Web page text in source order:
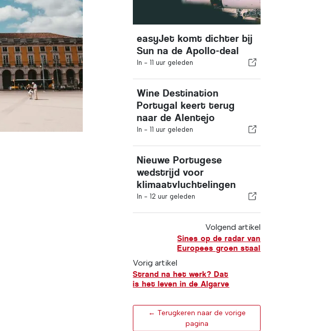
easyJet komt dichter bij
Sun na de Apollo-deal
In - 11 uur geleden
Wine Destination
Portugal keert terug
naar de Alentejo
In - 11 uur geleden
Nieuwe Portugese
wedstrijd voor
klimaatvluchtelingen
In - 12 uur geleden
Volgend artikel
Sines op de radar van
Europees groen staal
Vorig artikel
Strand na het werk? Dat
is het leven in de Algarve
← Terugkeren naar de vorige
pagina